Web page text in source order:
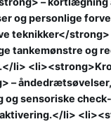
og personlige
teknikker</
tankemønstre og
li>
–
og sensoriske
li>